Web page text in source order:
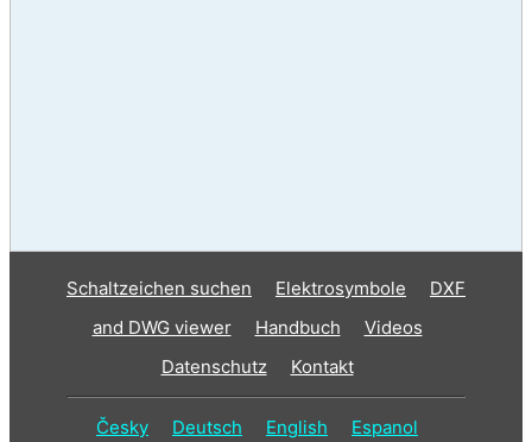
Schaltzeichen suchen Elektrosymbole
DXF
and DWG viewer
Handbuch
Videos
Datenschutz
Kontakt
Česky Deutsch English Espanol